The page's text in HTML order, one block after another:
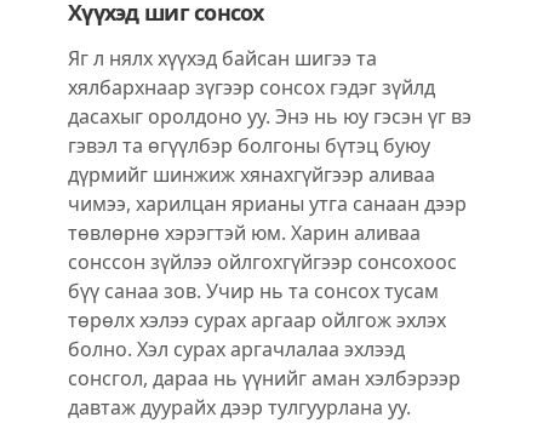
Хүүхэд шиг сонсох
Яг л нялх хүүхэд байсан шигээ та
хялбархнаар зүгээр сонсох гэдэг зүйлд
дасахыг оролдоно уу. Энэ нь юу гэсэн үг вэ
гэвэл та өгүүлбэр болгоны бүтэц буюу
дүрмийг шинжиж хянахгүйгээр аливаа
чимээ, харилцан ярианы утга санаан дээр
төвлөрнө хэрэгтэй юм. Харин аливаа
сонссон зүйлээ ойлгохгүйгээр сонсохоос
бүү санаа зов. Учир нь та сонсох тусам
төрөлх хэлээ сурах аргаар ойлгож эхлэх
болно. Хэл сурах аргачлалаа эхлээд
сонсгол, дараа нь үүнийг аман хэлбэрээр
давтаж дуурайх дээр тулгуурлана уу.